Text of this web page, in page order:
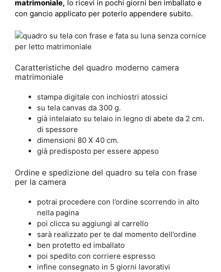
matrimoniale, lo ricevi in pochi giorni ben imballato e
con gancio applicato per poterlo appendere subito.
Caratteristiche del quadro moderno camera
matrimoniale
stampa digitale con inchiostri atossici
su tela canvas da 300 g.
già intelaiato su telaio in legno di abete da 2 cm.
di spessore
dimensioni 80 X 40 cm.
già predisposto per essere appeso
Ordine e spedizione del quadro su tela con frase
per la camera
potrai procedere con l’ordine scorrendo in alto
nella pagina
poi clicca su aggiungi al carrello
sarà realizzato per te dal momento dell’ordine
ben protetto ed imballato
poi spedito con corriere espresso
infine consegnato in 5 giorni lavorativi